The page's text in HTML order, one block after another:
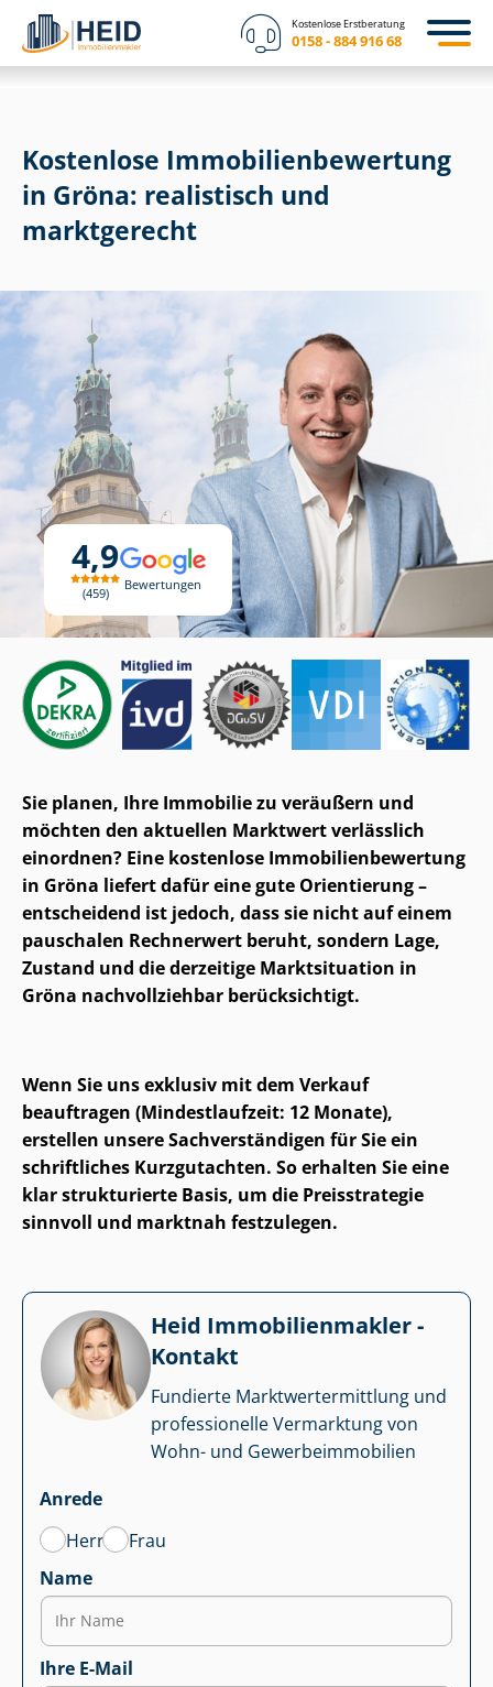
Kostenlose Erstberatung
0158 - 884 916 68
4,9
459
Bewertungen
Kostenlose Im­mo­bi­li­en­be­wer­tung
in Gröna: realistisch und
marktgerecht
Sie planen, Ihre Immobilie zu veräußern und
möchten den aktuellen Marktwert verlässlich
einordnen? Eine kostenlose Im­mo­bi­li­en­be­wer­tung
in Gröna liefert dafür eine gute Orientierung –
entscheidend ist jedoch, dass sie nicht auf einem
pauschalen Rechnerwert beruht, sondern Lage,
Zustand und die derzeitige Marktsituation in
Gröna nachvollziehbar berücksichtigt.
Wenn Sie uns exklusiv mit dem Verkauf
beauftragen (Mindestlaufzeit: 12 Monate),
erstellen unsere Sach­ver­stän­di­gen für Sie ein
schriftliches Kurzgutachten. So erhalten Sie eine
klar strukturierte Basis, um die Preisstrategie
sinnvoll und marktnah festzulegen.
Heid Im­mo­bi­li­en­mak­ler -
Kontakt
Fundierte Markt­wert­ermitt­lung und
professionelle Vermarktung von
Wohn- und Ge­wer­be­im­mo­bi­li­en
Anrede
Herr
Frau
Name
Ihre E-Mail